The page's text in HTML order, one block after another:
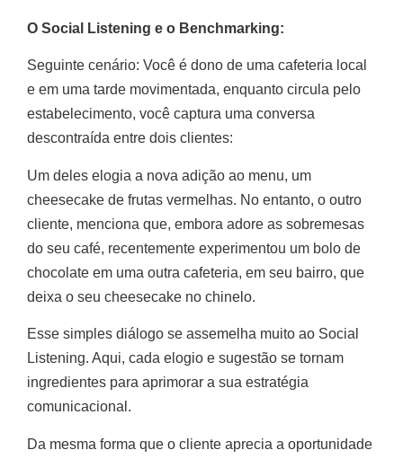
O Social Listening e o Benchmarking:
Seguinte cenário: Você é dono de uma cafeteria local
e em uma tarde movimentada, enquanto circula pelo
estabelecimento, você captura uma conversa
descontraída entre dois clientes:
Um deles elogia a nova adição ao menu, um
cheesecake de frutas vermelhas. No entanto, o outro
cliente, menciona que, embora adore as sobremesas
do seu café, recentemente experimentou um bolo de
chocolate em uma outra cafeteria, em seu bairro, que
deixa o seu cheesecake no chinelo.
Esse simples diálogo se assemelha muito ao Social
Listening. Aqui, cada elogio e sugestão se tornam
ingredientes para aprimorar a sua estratégia
comunicacional.
Da mesma forma que o cliente aprecia a oportunidade